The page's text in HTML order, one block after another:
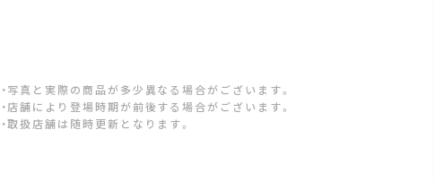
・写真と実際の商品が多少異なる場合がございます。
・店舗により登場時期が前後する場合がございます。
・取扱店舗は随時更新となります。